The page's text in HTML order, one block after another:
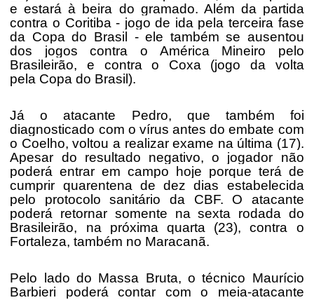
e estará à beira do gramado. Além da partida
contra o Coritiba - jogo de ida pela terceira fase
da Copa do Brasil - ele também se ausentou
dos jogos contra o América Mineiro pelo
Brasileirão, e contra o Coxa (jogo da volta
pela Copa do Brasil).
Já o atacante Pedro, que também foi
diagnosticado com o vírus antes do embate com
o Coelho, voltou a realizar exame na última (17).
Apesar do resultado negativo, o jogador não
poderá entrar em campo hoje porque terá de
cumprir quarentena de dez dias estabelecida
pelo protocolo sanitário da CBF. O atacante
poderá retornar somente na sexta rodada do
Brasileirão, na próxima quarta (23), contra o
Fortaleza, também no Maracanã.
Pelo lado do Massa Bruta, o técnico Maurício
Barbieri poderá contar com o meia-atacante